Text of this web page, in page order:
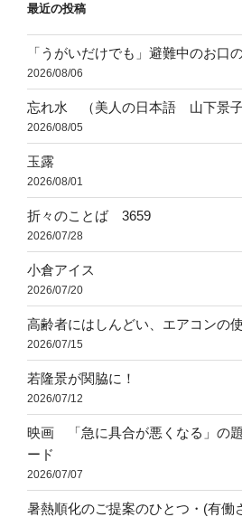
ン
最近の投稿
「うがいだけでも」避難中のお口
2026/08/06
忘れ水 （美人の日本語 山下景子
2026/08/05
玉露
2026/08/01
折々のことば 3659
2026/07/28
小倉アイス
2026/07/20
高齢者にはしんどい、エアコンの
2026/07/15
若隆景が関脇に！
2026/07/12
映画 「急に具合が悪くなる」の
ード
2026/07/07
暑熱順化のご提案のひとつ・(有働